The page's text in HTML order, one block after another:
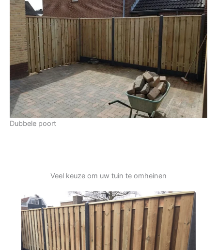
Dubbele poort
Veel keuze om uw tuin te omheinen